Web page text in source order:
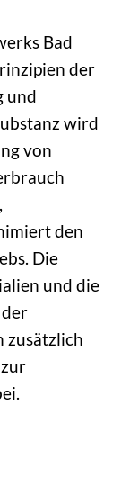
Bad
der
und
wird
von
den
Die
und die
zusätzlich